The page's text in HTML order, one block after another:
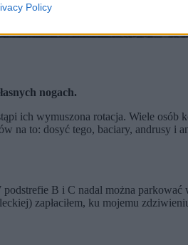
Policy
nogach.
ich wymuszona rotacja. Wiele osób
na to: dosyć tego, baciary, andrusy i
B i C nadal można parkować
zapłaciłem, ku mojemu